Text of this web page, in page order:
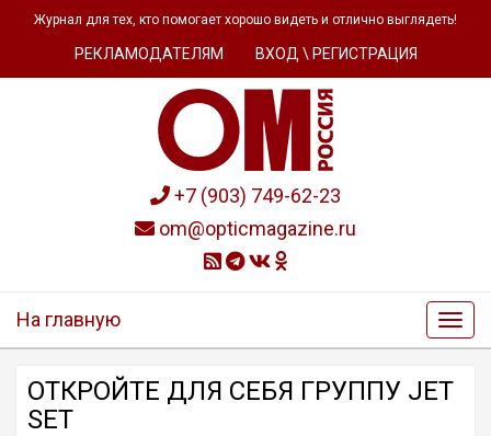
Журнал для тех, кто помогает хорошо видеть и отлично выглядеть!
РЕКЛАМОДАТЕЛЯМ ВХОД \ РЕГИСТРАЦИЯ
+7 (903) 749-62-23
om@opticmagazine.ru
На главную
ОТКРОЙТЕ ДЛЯ СЕБЯ ГРУППУ JET
SET